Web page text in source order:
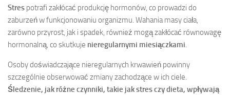
Stres potrafi zakłócać produkcję hormonów, co prowadzi do
zaburzeń w funkcjonowaniu organizmu. Wahania masy ciała,
zarówno przyrost, jak i spadek, również mogą zakłócać równowagę
hormonalną, co skutkuje nieregularnymi miesiączkami.
Osoby doświadczające nieregularnych krwawień powinny
szczególnie obserwować zmiany zachodzące w ich ciele.
Śledzenie, jak różne czynniki, takie jak stres czy dieta, wpływają